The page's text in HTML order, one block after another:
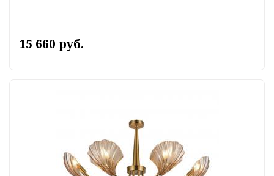
15 660 руб.